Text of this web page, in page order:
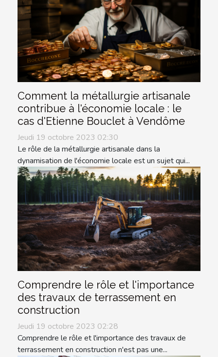
Comment la métallurgie artisanale
contribue à l'économie locale : le
cas d'Etienne Bouclet à Vendôme
Jeudi 19 octobre 2023 02:30
Le rôle de la métallurgie artisanale dans la
dynamisation de l'économie locale est un sujet qui...
Comprendre le rôle et l'importance
des travaux de terrassement en
construction
Jeudi 19 octobre 2023 02:28
Comprendre le rôle et l'importance des travaux de
terrassement en construction n'est pas une...